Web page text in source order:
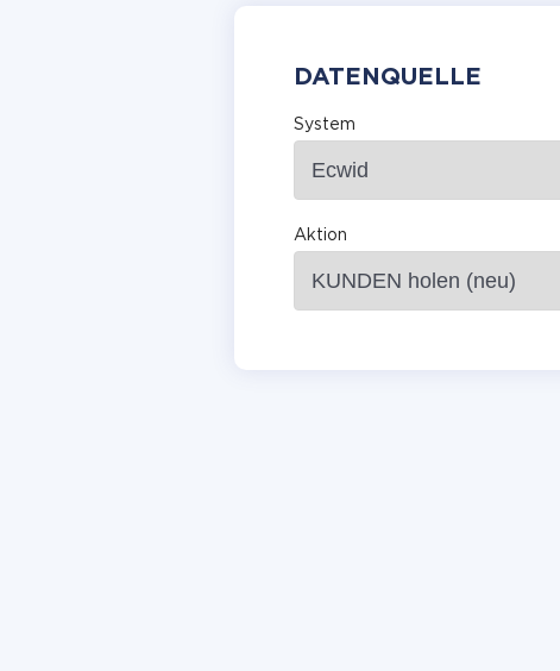
DATENQUELLE
System
Aktion